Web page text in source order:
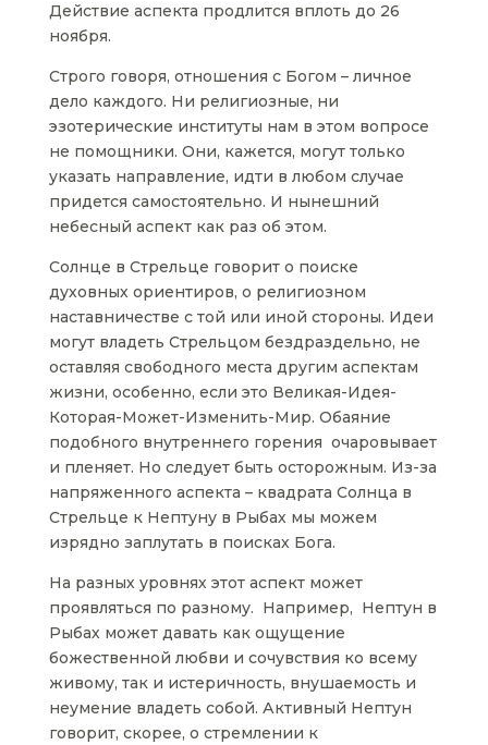
Действие аспекта продлится вплоть до 26
ноября.
Строго говоря, отношения с Богом – личное
дело каждого. Ни религиозные, ни
эзотерические институты нам в этом вопросе
не помощники. Они, кажется, могут только
указать направление, идти в любом случае
придется самостоятельно. И нынешний
небесный аспект как раз об этом.
Солнце в Стрельце говорит о поиске
духовных ориентиров, о религиозном
наставничестве с той или иной стороны. Идеи
могут владеть Стрельцом бездраздельно, не
оставляя свободного места другим аспектам
жизни, особенно, если это Великая-Идея-
Которая-Может-Изменить-Мир. Обаяние
подобного внутреннего горения очаровывает
и пленяет. Но следует быть осторожным. Из-за
напряженного аспекта – квадрата Солнца в
Стрельце к Нептуну в Рыбах мы можем
изрядно заплутать в поисках Бога.
На разных уровнях этот аспект может
проявляться по разному. Например, Нептун в
Рыбах может давать как ощущение
божественной любви и сочувствия ко всему
живому, так и истеричность, внушаемость и
неумение владеть собой. Активный Нептун
говорит, скорее, о стремлении к